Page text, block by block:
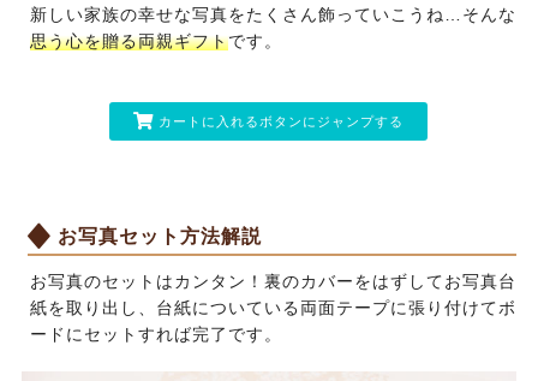
新しい家族の幸せな写真をたくさん飾っていこうね…そんな
思う心を贈る両親ギフトです。
カートに入れるボタンにジャンプする
お写真セット方法解説
お写真のセットはカンタン！裏のカバーをはずしてお写真台
紙を取り出し、台紙についている両面テープに張り付けてボ
ードにセットすれば完了です。